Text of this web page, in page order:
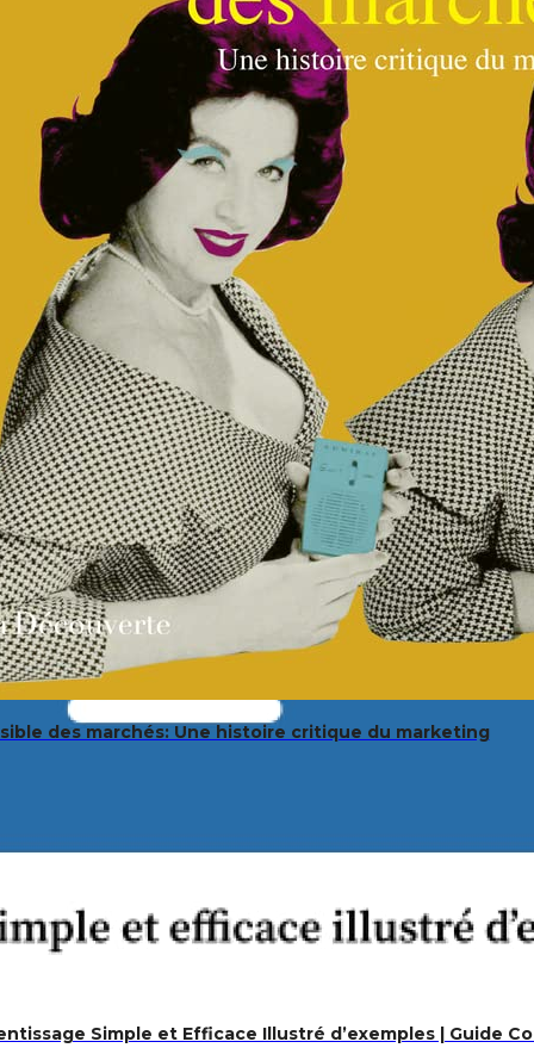
Simple et Efficace Illustré d’exemples | Guide
des marchés: Une histoire critique du marketing